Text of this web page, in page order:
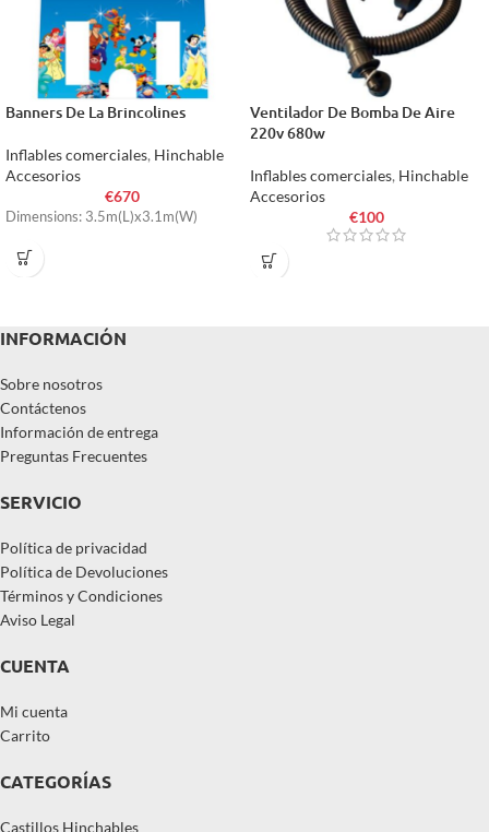
Banners De La Brincolines
Inflables comerciales, Hinchable
Accesorios
€670
Dimensions: 3.5m(L)x3.1m(W)
Ventilador De Bomba De Aire
220v 680w
Inflables comerciales, Hinchable
Accesorios
€100
INFORMACIÓN
Sobre nosotros
Contáctenos
Información de entrega
Preguntas Frecuentes
SERVICIO
Política de privacidad
Política de Devoluciones
Términos y Condiciones
Aviso Legal
CUENTA
Mi cuenta
Carrito
CATEGORÍAS
Castillos Hinchables